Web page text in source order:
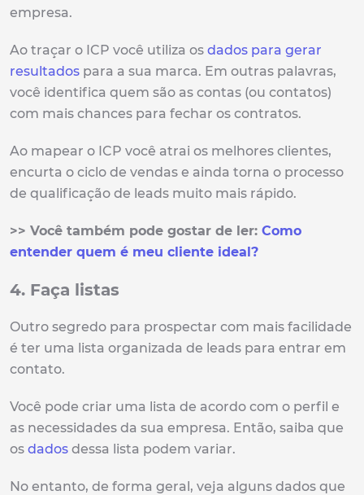
empresa.
Ao traçar o ICP você utiliza os dados para gerar
resultados para a sua marca. Em outras palavras,
você identifica quem são as contas (ou contatos)
com mais chances para fechar os contratos.
Ao mapear o ICP você atrai os melhores clientes,
encurta o ciclo de vendas e ainda torna o processo
de qualificação de leads muito mais rápido.
>> Você também pode gostar de ler: Como
entender quem é meu cliente ideal?
4. Faça listas
Outro segredo para prospectar com mais facilidade
é ter uma lista organizada de leads para entrar em
contato.
Você pode criar uma lista de acordo com o perfil e
as necessidades da sua empresa. Então, saiba que
os dados dessa lista podem variar.
No entanto, de forma geral, veja alguns dados que